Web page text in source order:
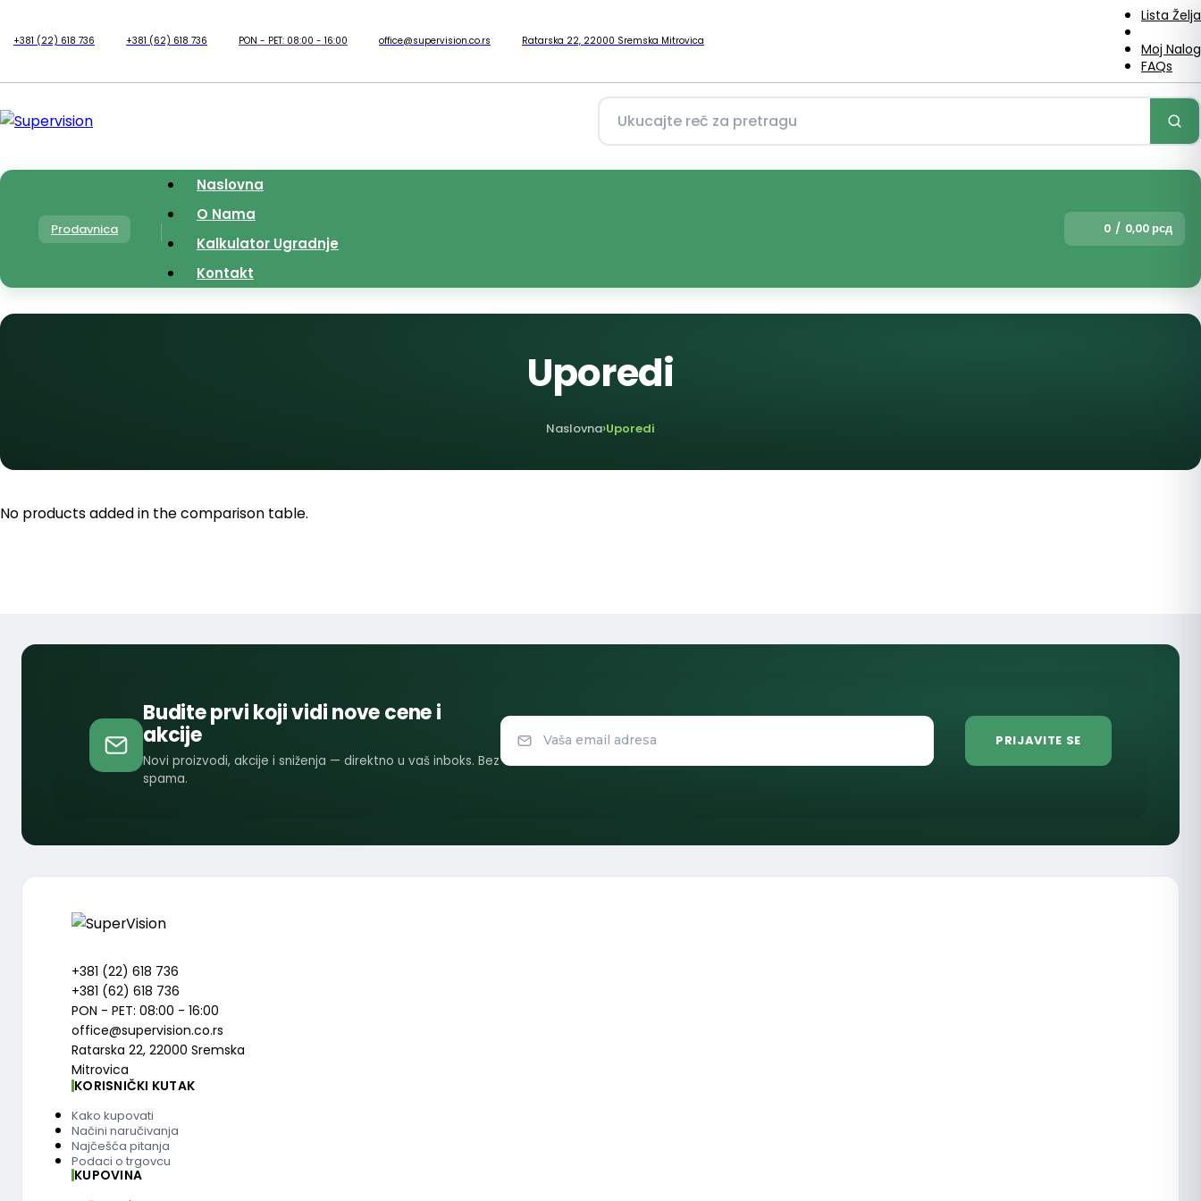
+381 (22) 618 736 +381 (62) 618 736 PON - PET: 08:00 - 16:00 office@supervision.co.rs Ratarska 22, 22000 Sremska Mitrovica
Lista Želja
Moj Nalog
FAQs
Prodavnica
Naslovna
O Nama
Kalkulator Ugradnje
Kontakt
0 / 0,00 рсд
Uporedi
Naslovna Uporedi
No products added in the comparison table.
Budite prvi koji vidi nove cene i
akcije
Novi proizvodi, akcije i sniženja — direktno u vaš inboks. Bez
spama.
+381 (22) 618 736
+381 (62) 618 736
PON - PET: 08:00 - 16:00
office@supervision.co.rs
Ratarska 22, 22000 Sremska
Mitrovica
KORISNIČKI KUTAK
Kako kupovati
Načini naručivanja
Najčešća pitanja
Podaci o trgovcu
KUPOVINA